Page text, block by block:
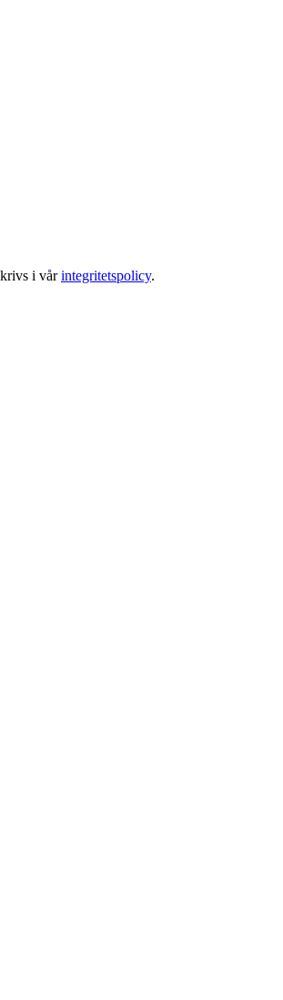
i vårintegritetspolicy.